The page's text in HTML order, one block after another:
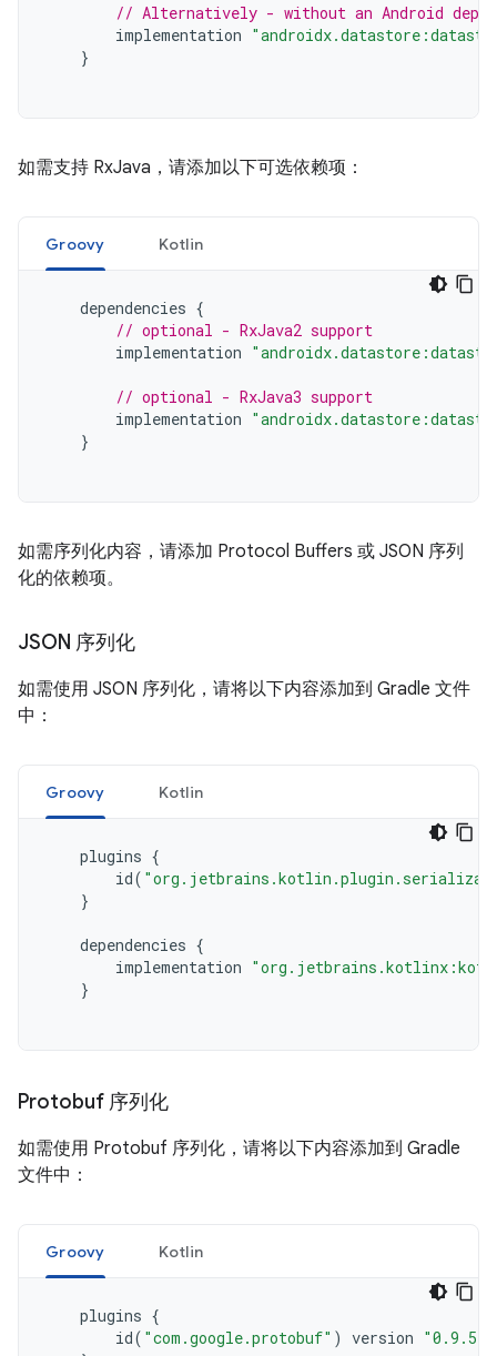
// Alternatively - without an Android
implementation
}
如需支持 RxJava，请添加以下可选依赖项：
Groovy Kotlin
dependencies {
// optional - RxJava2 support
implementation
// optional - RxJava3 support
implementation
}
如需序列化内容，请添加 Protocol Buffers 或 JSON 序列
化的依赖项。
JSON 序列化
如需使用 JSON 序列化，请将以下内容添加到 Gradle 文件
中：
Groovy Kotlin
plugins {
id(
}
dependencies {
implementation
}
Protobuf 序列化
如需使用 Protobuf 序列化，请将以下内容添加到 Gradle
文件中：
Groovy Kotlin
plugins {
id( "com.google.protobuf" ) version "0.9.5"